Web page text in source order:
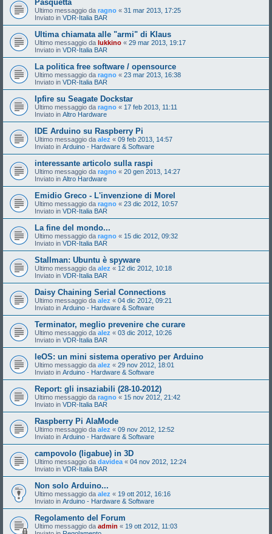
Pasquetta
Ultimo messaggio da ragno « 31 mar 2013, 17:25
Inviato in VDR-Italia BAR
Ultima chiamata alle "armi" di Klaus
Ultimo messaggio da lukkino « 29 mar 2013, 19:17
Inviato in VDR-Italia BAR
La politica free software / opensource
Ultimo messaggio da ragno « 23 mar 2013, 16:38
Inviato in VDR-Italia BAR
Ipfire su Seagate Dockstar
Ultimo messaggio da ragno « 17 feb 2013, 11:11
Inviato in Altro Hardware
IDE Arduino su Raspberry Pi
Ultimo messaggio da alez « 09 feb 2013, 14:57
Inviato in Arduino - Hardware & Software
interessante articolo sulla raspi
Ultimo messaggio da ragno « 20 gen 2013, 14:27
Inviato in Altro Hardware
Emidio Greco - L'invenzione di Morel
Ultimo messaggio da ragno « 23 dic 2012, 10:57
Inviato in VDR-Italia BAR
La fine del mondo...
Ultimo messaggio da ragno « 15 dic 2012, 09:32
Inviato in VDR-Italia BAR
Stallman: Ubuntu è spyware
Ultimo messaggio da alez « 12 dic 2012, 10:18
Inviato in VDR-Italia BAR
Daisy Chaining Serial Connections
Ultimo messaggio da alez « 04 dic 2012, 09:21
Inviato in Arduino - Hardware & Software
Terminator, meglio prevenire che curare
Ultimo messaggio da alez « 03 dic 2012, 10:26
Inviato in VDR-Italia BAR
leOS: un mini sistema operativo per Arduino
Ultimo messaggio da alez « 29 nov 2012, 18:01
Inviato in Arduino - Hardware & Software
Report: gli insaziabili (28-10-2012)
Ultimo messaggio da ragno « 15 nov 2012, 21:42
Inviato in VDR-Italia BAR
Raspberry Pi AlaMode
Ultimo messaggio da alez « 09 nov 2012, 12:52
Inviato in Arduino - Hardware & Software
campovolo (ligabue) in 3D
Ultimo messaggio da davidea « 04 nov 2012, 12:24
Inviato in VDR-Italia BAR
Non solo Arduino...
Ultimo messaggio da alez « 19 ott 2012, 16:16
Inviato in Arduino - Hardware & Software
Regolamento del Forum
Ultimo messaggio da admin « 19 ott 2012, 11:03